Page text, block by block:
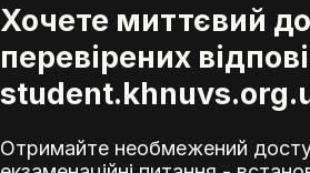
Хочете миттєвий
перевірених
Отримайте необмежений